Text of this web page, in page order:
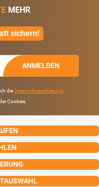
MEHR
sichern!
ANMELDEN
die Datenschutzerklärung
Cookies.